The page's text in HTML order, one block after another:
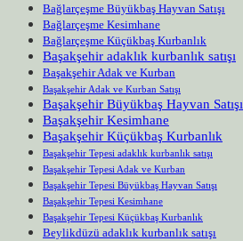
Bağlarçeşme Büyükbaş Hayvan Satışı
Bağlarçeşme Kesimhane
Bağlarçeşme Küçükbaş Kurbanlık
Başakşehir adaklık kurbanlık satışı
Başakşehir Adak ve Kurban
Başakşehir Adak ve Kurban Satışı
Başakşehir Büyükbaş Hayvan Satışı
Başakşehir Kesimhane
Başakşehir Küçükbaş Kurbanlık
Başakşehir Tepesi adaklık kurbanlık satışı
Başakşehir Tepesi Adak ve Kurban
Başakşehir Tepesi Büyükbaş Hayvan Satışı
Başakşehir Tepesi Kesimhane
Başakşehir Tepesi Küçükbaş Kurbanlık
Beylikdüzü adaklık kurbanlık satışı